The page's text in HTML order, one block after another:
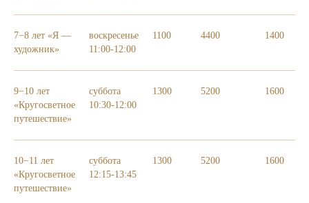
7−8 лет «Я —
художник»
воскресенье
11:00-12:00
1100 4400 1400
9−10 лет
«Кругосветное
путешествие»
суббота
10:30-12:00
1300 5200 1600
10−11 лет
«Кругосветное
путешествие»
суббота
12:15-13:45
1300 5200 1600